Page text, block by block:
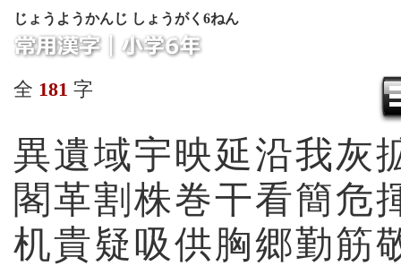
じょうようかんじ しょうがく6ねん
全 181 字
異遺域宇映延沿我灰
閣革割 株巻干看簡危
机貴疑吸供 胸郷勤筋